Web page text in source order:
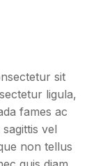
sit
ligula,
fames ac
vel
non tellus